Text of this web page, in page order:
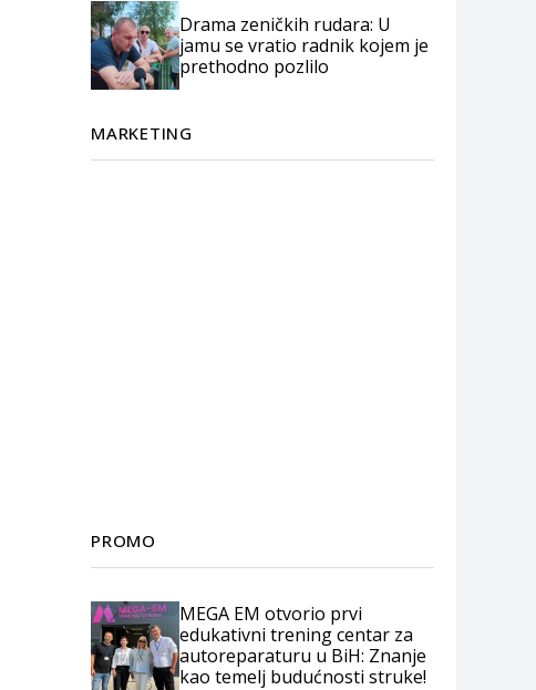
Drama zeničkih rudara: U
jamu se vratio radnik kojem je
prethodno pozlilo
MARKETING
PROMO
MEGA EM otvorio prvi
edukativni trening centar za
autoreparaturu u BiH: Znanje
kao temelj budućnosti struke!